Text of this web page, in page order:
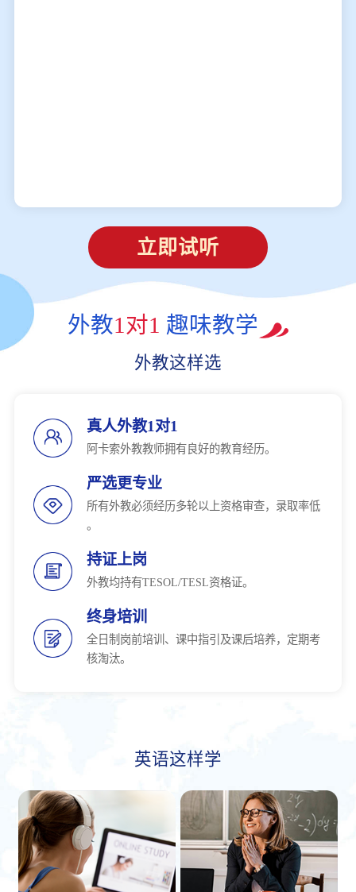
立即试听
外教1对1 趣味教学
外教这样选
真人外教1对1
阿卡索外教教师拥有良好的教育经历。
严选更专业
所有外教必须经历多轮以上资格审查，录取率低
。
持证上岗
外教均持有TESOL/TESL资格证。
终身培训
全日制岗前培训、课中指引及课后培养，定期考
核淘汰。
英语这样学